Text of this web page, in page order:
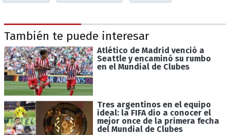
También te puede interesar
Atlético de Madrid venció a
Seattle y encaminó su rumbo
en el Mundial de Clubes
Tres argentinos en el equipo
ideal: la FIFA dio a conocer el
mejor once de la primera fecha
del Mundial de Clubes